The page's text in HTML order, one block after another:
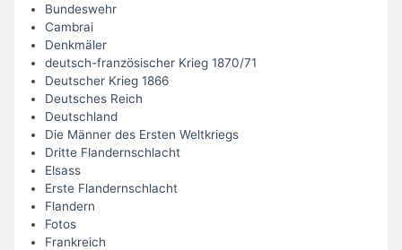
Bundeswehr
Cambrai
Denkmäler
deutsch-französischer Krieg 1870/71
Deutscher Krieg 1866
Deutsches Reich
Deutschland
Die Männer des Ersten Weltkriegs
Dritte Flandernschlacht
Elsass
Erste Flandernschlacht
Flandern
Fotos
Frankreich